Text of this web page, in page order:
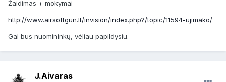
Žaidimas + mokymai
http://www.airsoftgun.lt/invision/index.php?/topic/11594-ujimako/
Gal bus nuomininkų, vėliau papildysiu.
J.Aivaras